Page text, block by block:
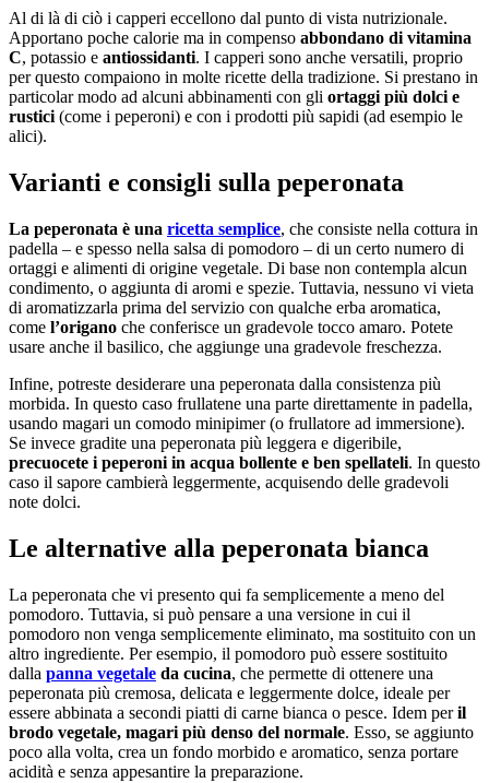
Al di là di ciò i capperi eccellono dal punto di vista nutrizionale.
Apportano poche calorie ma in compenso abbondano di vitamina
C, potassio e antiossidanti. I capperi sono anche versatili, proprio
per questo compaiono in molte ricette della tradizione. Si prestano in
particolar modo ad alcuni abbinamenti con gli ortaggi più dolci e
rustici(come i peperoni) e con i prodotti più sapidi (ad esempio le
alici).
Varianti e consigli sulla peperonata
La peperonata è una ricetta semplice, che consiste nella cottura in
padella – e spesso nella salsa di pomodoro – di un certo numero di
ortaggi e alimenti di origine vegetale. Di base non contempla alcun
condimento, o aggiunta di aromi e spezie. Tuttavia, nessuno vi vieta
di aromatizzarla prima del servizio con qualche erba aromatica,
come l’origano che conferisce un gradevole tocco amaro. Potete
usare anche il basilico, che aggiunge una gradevole freschezza.
Infine, potreste desiderare una peperonata dalla consistenza più
morbida. In questo caso frullatene una parte direttamente in padella,
usando magari un comodo minipimer (o frullatore ad immersione).
Se invece gradite una peperonata più leggera e digeribile,
precuocete i peperoni in acqua bollente e ben spellateli. In questo
caso il sapore cambierà leggermente, acquisendo delle gradevoli
note dolci.
Le alternative alla peperonata bianca
La peperonata che vi presento qui fa semplicemente a meno del
pomodoro. Tuttavia, si può pensare a una versione in cui il
pomodoro non venga semplicemente eliminato, ma sostituito con un
altro ingrediente. Per esempio, il pomodoro può essere sostituito
dalla panna vegetale da cucina, che permette di ottenere una
peperonata più cremosa, delicata e leggermente dolce, ideale per
essere abbinata a secondi piatti di carne bianca o pesce. Idem peril
brodo vegetale, magari più denso del normale. Esso, se aggiunto
poco alla volta, crea un fondo morbido e aromatico, senza portare
acidità e senza appesantire la preparazione.